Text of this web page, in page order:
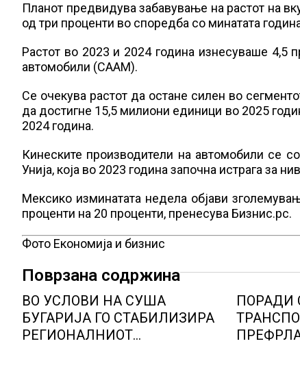
Планот предвидува забавување на растот на
од три проценти во споредба со минатата
Растот во 2023 и 2024 година изнесуваше 4,5
автомобили (CAAM).
Се очекува растот да остане силен во
да достигне 15,5 милиони единици во 2025
2024 година.
Кинеските производители на автомобили се
Унија, која во 2023 година започна истрага за
Мексико изминатата недела објави
проценти на 20 проценти, пренесува Бизнис.рс.
Фото Економија и бизнис
Поврзана содржина
ВО УСЛОВИ НА СУША
БУГАРИЈА ГО СТАБИЛИЗИРА
РЕГИОНАЛНИОТ
ПОРАДИ